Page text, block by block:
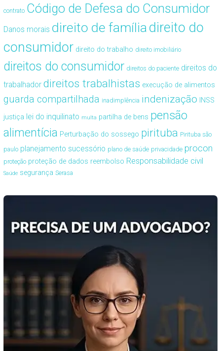
contrato Código de Defesa do Consumidor
Danos morais direito de famíliadireito do
consumidor direito do trabalho direito imobiliário
direitos do consumidor direitos do paciente direitos do
trabalhador direitos trabalhistas execução de alimentos
guarda compartilhada inadimplência indenização INSS
justiça lei do inquilinato multa partilha de bens pensão
alimentícia Perturbação do sossego pirituba Pirituba são
paulo planejamento sucessório plano de saúde privacidade procon
proteção proteção de dados reembolso Responsabilidade civil
Saúde segurança Serasa